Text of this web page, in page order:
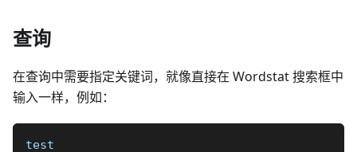
查询
在查询中需要指定关键词，就像直接在 Wordstat 搜索框中
输入一样，例如：
test